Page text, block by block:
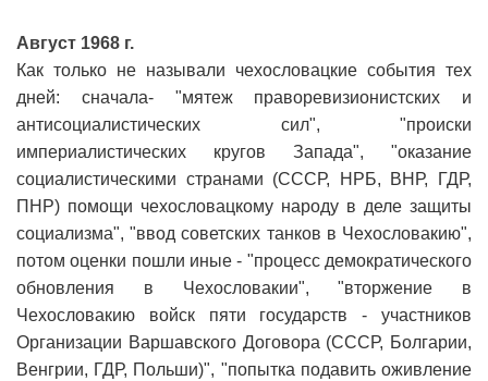
Август 1968 г.
Как только не называли чехословацкие события тех
дней: сначала- "мятеж праворевизионистских и
антисоциалистических сил", "происки
империалистических кругов Запада", "оказание
социалистическими странами (СССР, НРБ, ВНР, ГДР,
ПНР) помощи чехословацкому народу в деле защиты
социализма", "ввод советских танков в Чехословакию",
потом оценки пошли иные - "процесс демократического
обновления в Чехословакии", "вторжение в
Чехословакию войск пяти государств - участников
Организации Варшавского Договора (СССР, Болгарии,
Венгрии, ГДР, Польши)", "попытка подавить оживление